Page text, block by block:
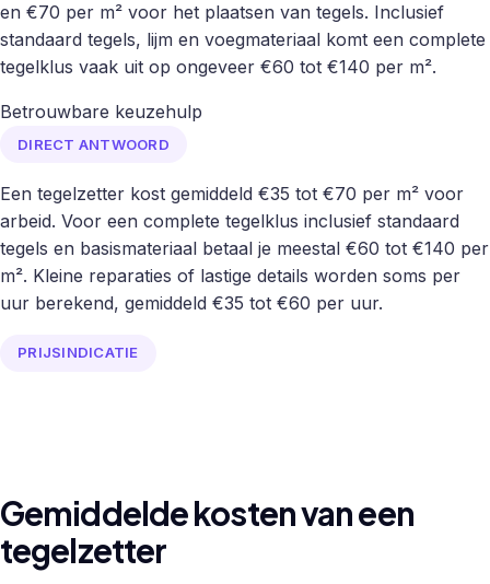
en €70 per m² voor het plaatsen van tegels. Inclusief
standaard tegels, lijm en voegmateriaal komt een complete
tegelklus vaak uit op ongeveer €60 tot €140 per m².
Betrouwbare keuzehulp
DIRECT ANTWOORD
Een tegelzetter kost gemiddeld €35 tot €70 per m² voor
arbeid. Voor een complete tegelklus inclusief standaard
tegels en basismateriaal betaal je meestal €60 tot €140 per
m². Kleine reparaties of lastige details worden soms per
uur berekend, gemiddeld €35 tot €60 per uur.
PRIJSINDICATIE
Gemiddelde kosten van een
tegelzetter